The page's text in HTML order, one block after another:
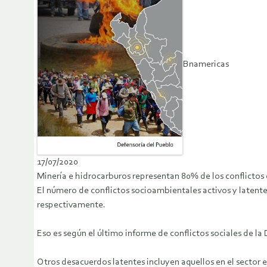
Bnamericas
17/07/2020
Minería e hidrocarburos representan 80% de los conflictos
El número de conflictos socioambientales activos y
respectivamente.
Eso es según el último informe de conflictos sociales de
Otros desacuerdos latentes incluyen aquellos en el sector